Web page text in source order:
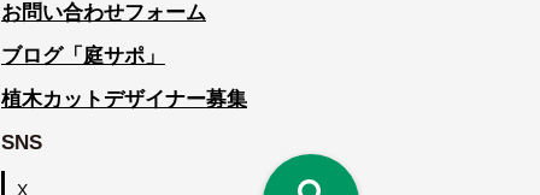
お問い合わせフォーム
ブログ「庭サポ」
植木カットデザイナー募集
SNS
X